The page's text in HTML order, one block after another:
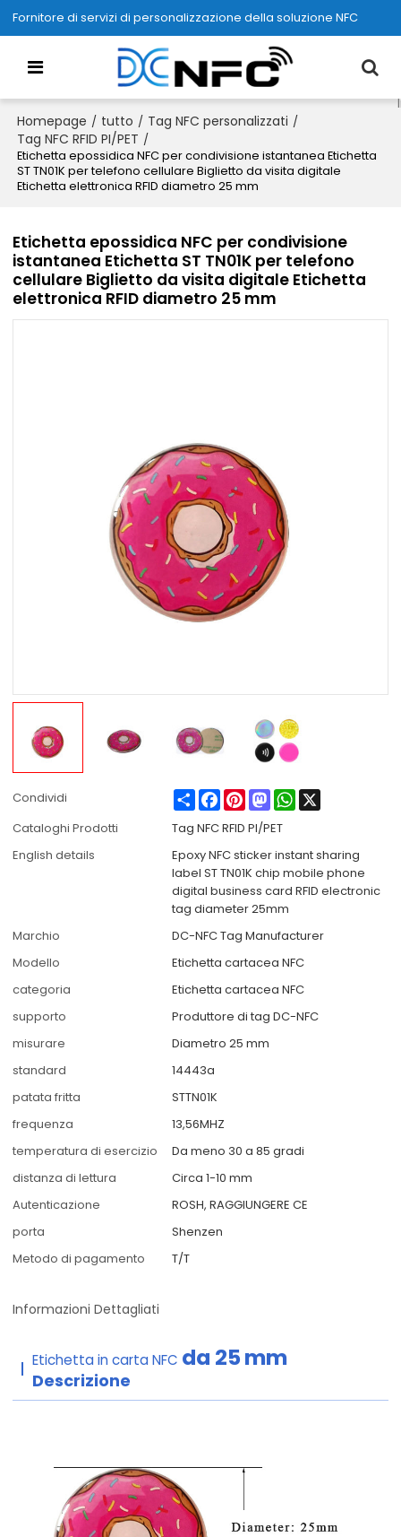
Fornitore di servizi di personalizzazione della soluzione NFC
Homepage / tutto / Tag NFC personalizzati /
Tag NFC RFID PI/PET /
Etichetta epossidica NFC per condivisione istantanea Etichetta
ST TN01K per telefono cellulare Biglietto da visita digitale
Etichetta elettronica RFID diametro 25 mm
Etichetta epossidica NFC per condivisione
istantanea Etichetta ST TN01K per telefono
cellulare Biglietto da visita digitale Etichetta
elettronica RFID diametro 25 mm
Condividi ShareFacebook
PinterestMastodonWhatsApp
Cataloghi Prodotti
Tag NFC RFID PI/PET
English details
Epoxy NFC sticker instant sharing
label ST TN01K chip mobile phone
digital business card RFID electronic
tag diameter 25mm
Marchio
DC-NFC Tag Manufacturer
Modello
Etichetta cartacea NFC
categoria
Etichetta cartacea NFC
supporto
Produttore di tag DC-NFC
misurare
Diametro 25 mm
standard
14443a
patata fritta
STTN01K
frequenza
13,56MHZ
temperatura di esercizio
Da meno 30 a 85 gradi
distanza di lettura
Circa 1-10 mm
Autenticazione
ROSH, RAGGIUNGERE CE
porta
Shenzen
Metodo di pagamento
T/T
Informazioni Dettagliati
Etichetta in carta NFC da 25mm
Descrizione